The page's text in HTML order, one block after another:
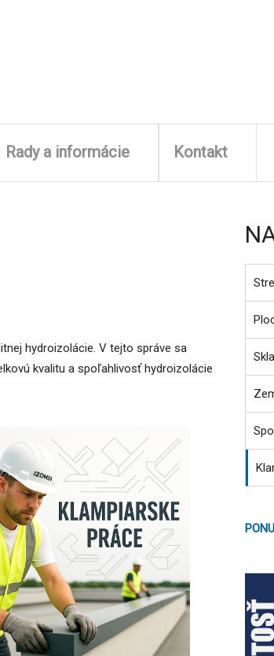
Rady a informácie Kontakt
hydroizolácie. V tejto správe sa
kvalitu a spoľahlivosť hydroizolácie